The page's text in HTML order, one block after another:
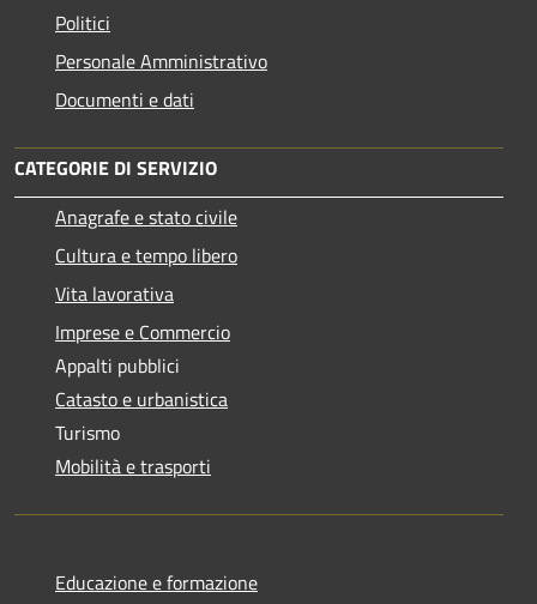
Politici
Personale Amministrativo
Documenti e dati
CATEGORIE DI SERVIZIO
Anagrafe e stato civile
Cultura e tempo libero
Vita lavorativa
Imprese e Commercio
Appalti pubblici
Catasto e urbanistica
Turismo
Mobilità e trasporti
Educazione e formazione